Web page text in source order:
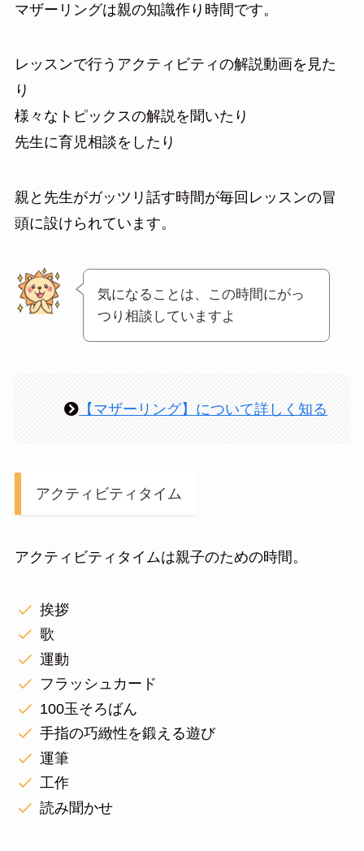
マザーリングは親の知識作り時間です。
レッスンで行うアクティビティの解説動画を見た
り
様々なトピックスの解説を聞いたり
先生に育児相談をしたり
親と先生がガッツリ話す時間が毎回レッスンの冒
頭に設けられています。
気になることは、この時間にがっ
つり相談していますよ
【マザーリング】について詳しく知る
アクティビティタイム
アクティビティタイムは親子のための時間。
挨拶
歌
運動
フラッシュカード
100玉そろばん
手指の巧緻性を鍛える遊び
運筆
工作
読み聞かせ